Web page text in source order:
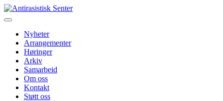
Nyheter
Arrangementer
Høringer
Arkiv
Samarbeid
Om oss
Kontakt
Støtt oss